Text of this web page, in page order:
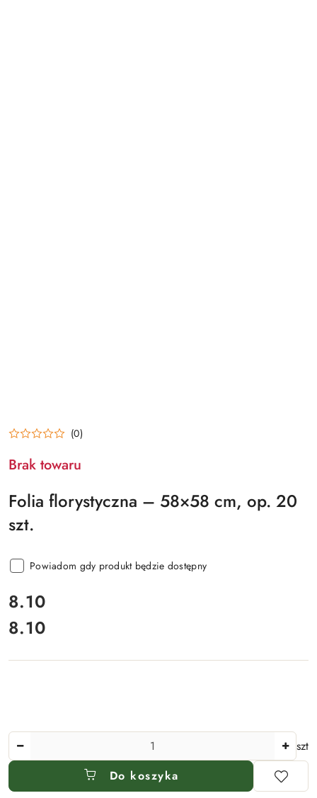
(0)
Brak towaru
Folia florystyczna – 58×58 cm, op. 20
szt.
Powiadom gdy produkt będzie dostępny
cena:
8.10
Cena:
8.10
szt
Do koszyka